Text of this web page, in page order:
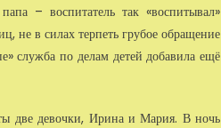
– воспитатель так «воспитывал»
не в силах терпеть грубое обращение
служба по делам детей добавила ещё
две девочки, Ирина и Мария. В ночь